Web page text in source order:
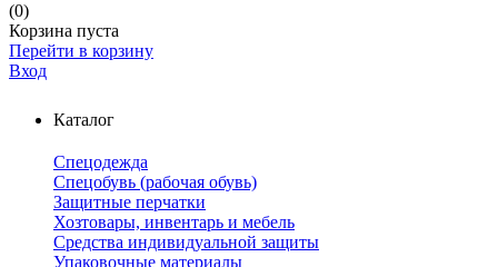
(0)
Корзина пуста
Перейти в корзину
Вход
Каталог
Спецодежда
Спецобувь (рабочая обувь)
Защитные перчатки
Хозтовары, инвентарь и мебель
Средства индивидуальной защиты
Упаковочные материалы